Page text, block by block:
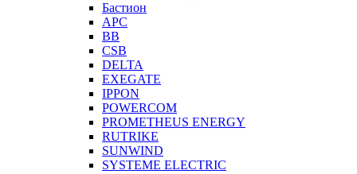
Бастион
APC
BB
CSB
DELTA
EXEGATE
IPPON
POWERCOM
PROMETHEUS ENERGY
RUTRIKE
SUNWIND
SYSTEME ELECTRIC